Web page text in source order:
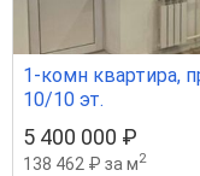
1-комн квартира,
10/10 эт.
5 400 000 ₽
138 462 ₽ за м2